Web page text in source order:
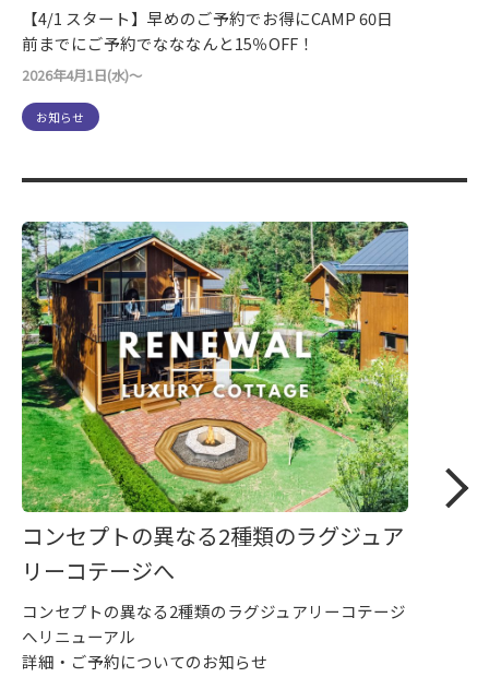
【4/1 スタート】早めのご予約でお得にCAMP 60日
前までにご予約でなななんと15％OFF！
2026年4月1日(水)～
お知らせ
コンセプトの異なる2種類のラグジュア
リーコテージへ
コンセプトの異なる2種類のラグジュアリーコテージ
へリニューアル
詳細・ご予約についてのお知らせ